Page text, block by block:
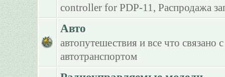
controller for PDP-11 , Распродажа
Авто
автопутешествия и все что связано с
автотранспортом